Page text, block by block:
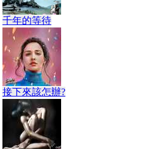
千年的等待
接下來該怎辦?